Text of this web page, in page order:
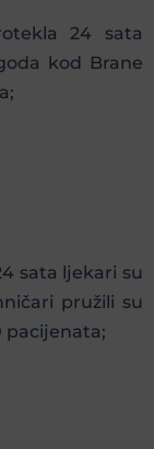
24 sata
kod Brane
sata ljekari su
pružili su
pacijenata;